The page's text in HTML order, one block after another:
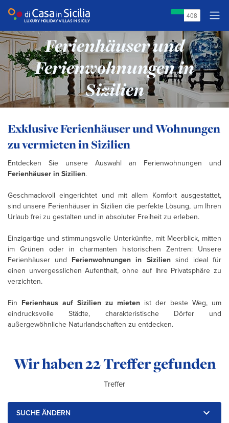
Ferienhäuser und
Ferienwohnungen in
Sizilien
Exklusive Ferienhäuser und Wohnungen
zu vermieten in Sizilien
Entdecken Sie unsere Auswahl an Ferienwohnungen und
Ferienhäuser in Sizilien.
Geschmackvoll eingerichtet und mit allem Komfort ausgestattet,
sind unsere Ferienhäuser in Sizilien die perfekte Lösung, um Ihren
Urlaub frei zu gestalten und in absoluter Freiheit zu erleben.
Einzigartige und stimmungsvolle Unterkünfte, mit Meerblick, mitten
im Grünen oder in charmanten historischen Zentren: Unsere
Ferienhäuser und Ferienwohnungen in Siziliensind ideal für
einen unvergesslichen Aufenthalt, ohne auf Ihre Privatsphäre zu
verzichten.
Ein Ferienhaus auf Sizilien zu mieten ist der beste Weg, um
eindrucksvolle Städte, charakteristische Dörfer und
außergewöhnliche Naturlandschaften zu entdecken.
Ihre Suchergebnisse:
Wir haben22 Treffer gefunden
Treffer
SUCHE ÄNDERN